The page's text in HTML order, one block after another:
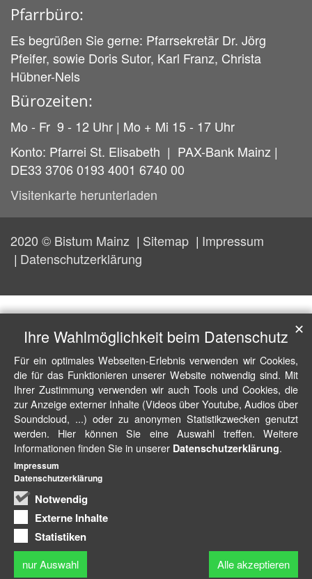
Pfarrbüro:
Es begrüßen Sie gerne: Pfarrsekretär Dr. Jörg
Pfeifer, sowie Doris Sutor, Karl Franz, Christa
Hübner-Nels
Bürozeiten:
Mo - Fr 9 - 12 Uhr | Mo + Mi 15 - 17 Uhr
Konto: Pfarrei St. Elisabeth | PAX-Bank Mainz |
DE33 3706 0193 4001 6740 00
Visitenkarte herunterladen
2020 © Bistum Mainz Sitemap
Impressum
Datenschutzerklärung
Ihre Wahlmöglichkeit beim Datenschutz
Für ein optimales Webseiten-Erlebnis verwenden wir Cookies,
die für das Funktionieren unserer Website notwendig sind. Mit
Ihrer Zustimmung verwenden wir auch Tools und Cookies, die
zur Anzeige externer Inhalte (Videos über Youtube, Audios über
Soundcloud, ...) oder zu anonymen Statistikzwecken genutzt
werden. Hier können Sie eine Auswahl treffen. Weitere
Informationen finden Sie in unserer Datenschutzerklärung.
Notwendig
Externe Inhalte
Statistiken
nur Auswahl Alle akzeptieren
✕
Impressum
Datenschutzerklärung